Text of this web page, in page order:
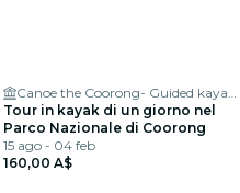
Canoe the Coorong- Guided kayaking tours & hire
Tour in kayak di un giorno nel
Parco Nazionale di Coorong
15 ago - 04 feb
160,00 A$